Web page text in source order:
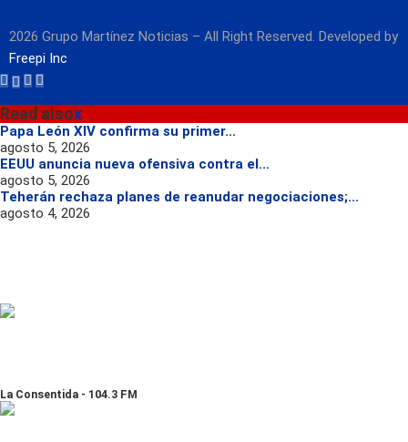
2026 Grupo Martínez Noticias – All Right Reserved. Developed by
Freepi Inc
Read alsox
Papa León XIV confirma su primer...
agosto 5, 2026
EEUU anuncia nueva ofensiva contra el...
agosto 5, 2026
Teherán rechaza planes de reanudar negociaciones;...
agosto 4, 2026
La Consentida - 104.3 FM